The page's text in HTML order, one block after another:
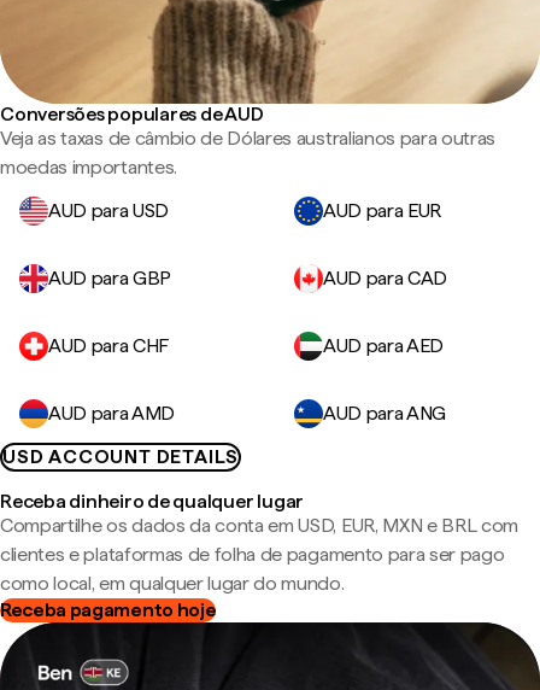
Conversões populares de AUD
Veja as taxas de câmbio de Dólares australianos para outras
moedas importantes.
AUD para USD
AUD para EUR
AUD para GBP AUD para CAD
AUD para CHF AUD para AED
AUD para AMD
AUD para ANG
USD ACCOUNT DETAILS
Receba dinheiro de qualquer lugar
Compartilhe os dados da conta em USD, EUR, MXN e BRL com
clientes e plataformas de folha de pagamento para ser pago
como local, em qualquer lugar do mundo.
Receba pagamento hoje